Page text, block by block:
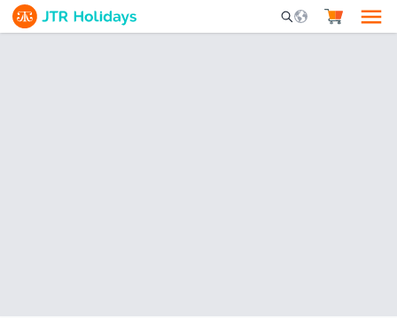
Mobile Search